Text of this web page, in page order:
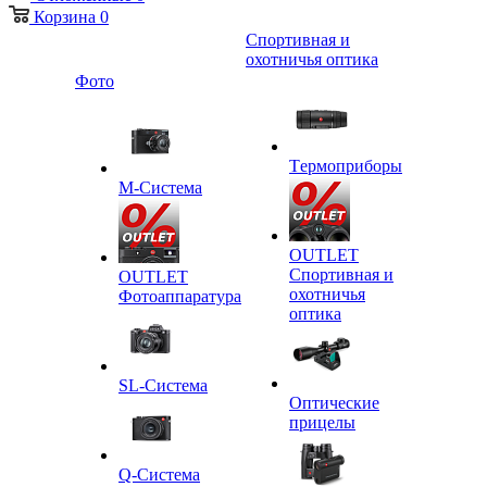
Корзина 0
Фото
M-Система
OUTLET
Фотоаппаратура
SL-Система
Q-Cистема
Спортивная и
охотничья оптика
Tермоприборы
OUTLET
Спортивная и
охотничья
оптика
Оптические
прицелы